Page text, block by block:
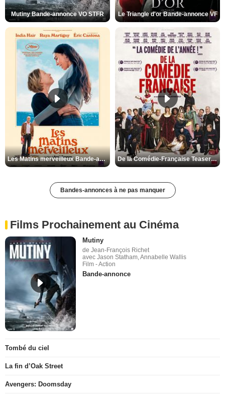
Mutiny Bande-annonce VO STFR Le Triangle d'or Bande-annonce VF
Les Matins merveilleux Bande-annonce VF De la Comédie-Française Teaser VF
Bandes-annonces à ne pas manquer
Films Prochainement au Cinéma
Mutiny
de Jean-François Richet
avec Jason Statham, Annabelle Wallis
Film - Action
Bande-annonce
Tombé du ciel
La fin d’Oak Street
Avengers: Doomsday